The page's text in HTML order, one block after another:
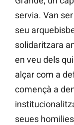
servia. Van
seu
solidaritzara
en veu dels
alçar com a
començà a
seues